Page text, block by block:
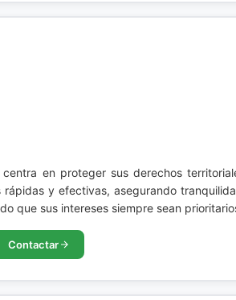
en proteger sus derechos
y efectivas, asegurando
que sus intereses siempre sean
Contactar